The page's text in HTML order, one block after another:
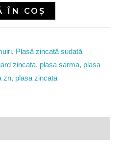
ÎN COȘ
, Plasă zincată sudată
zincata, plasa sarma, plasa
zn, plasa zincata